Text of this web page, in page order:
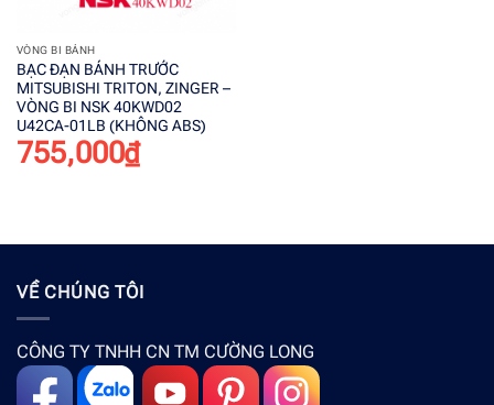
VÒNG BI BÁNH
BẠC ĐẠN BÁNH TRƯỚC
MITSUBISHI TRITON, ZINGER –
VÒNG BI NSK 40KWD02
U42CA-01LB (KHÔNG ABS)
755,000₫
VỀ CHÚNG TÔI
CÔNG TY TNHH CN TM CƯỜNG LONG